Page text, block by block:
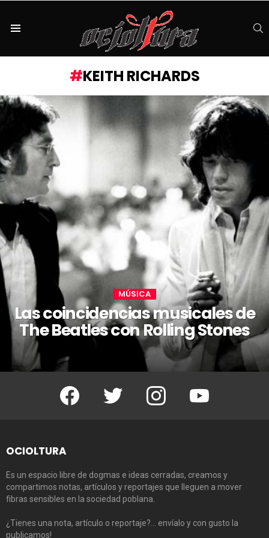
KEITH RICHARDS
MÚSICA
Las coincidencias musicales de
The Beatles con Rolling Stones
Facebook Twitter Instagram Youtube
OCIOLTURA
Es un espacio libre de dogmas e ideas cerradas, creamos y
compartimos notas, artículos y reportajes que lleguen a mover
fibras sensibles en la sociedad poblana.
¿Tienes una nota, artículo o reportaje?… envíalo y con gusto la
publicamos!